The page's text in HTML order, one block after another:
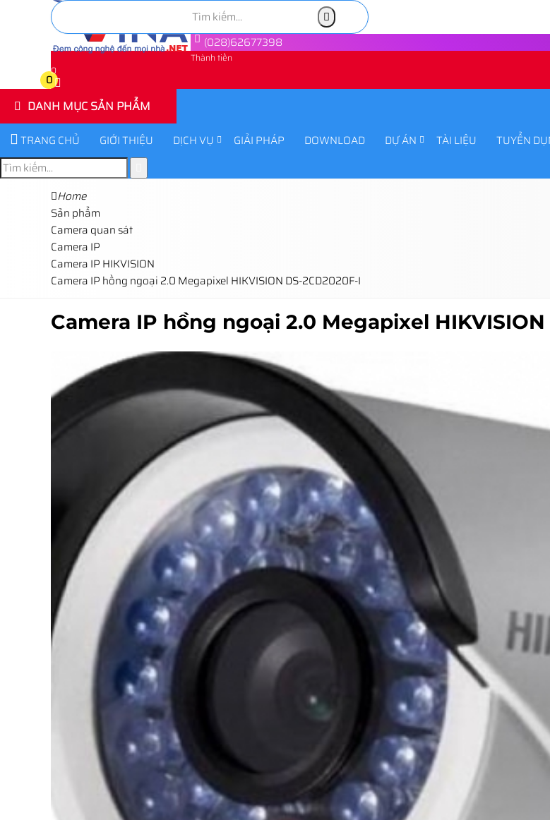
(028)62677398
Thành tiền
0
0
DANH MỤC SẢN PHẨM
TRANG CHỦ GIỚI THIỆU DỊCH VỤ GIẢI PHÁP DOWNLOAD DỰ ÁN TÀI LIỆU TUYỂN
Home
Sản phẩm
Camera quan sát
Camera IP
Camera IP HIKVISION
Camera IP hồng ngoại 2.0 Megapixel HIKVISION DS-2CD2020F-I
Camera IP hồng ngoại 2.0 Megapixel HIKVISION